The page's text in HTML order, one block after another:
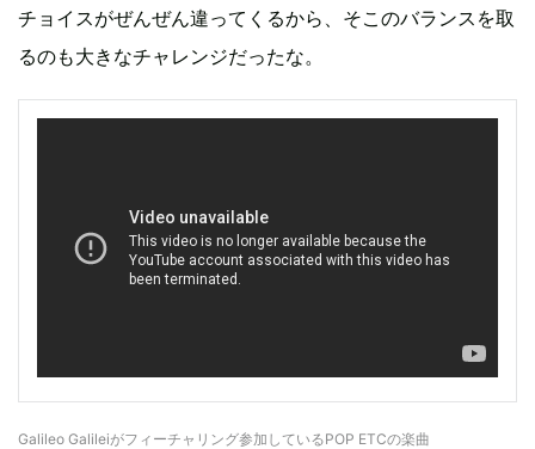
チョイスがぜんぜん違ってくるから、そこのバランスを取
るのも大きなチャレンジだったな。
Galileo Galileiがフィーチャリング参加しているPOP ETCの楽曲